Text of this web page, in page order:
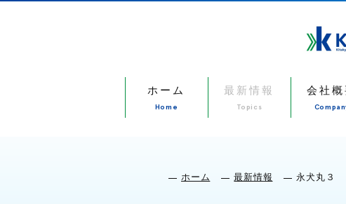
ホーム
Home
最新情報
Topics
会社概
ホーム 最新情報 永犬丸３